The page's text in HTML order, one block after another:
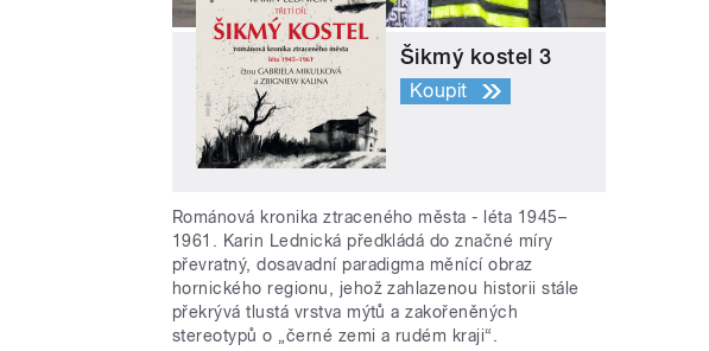
Šikmý kostel 3
Koupit
Románová kronika ztraceného města - léta 1945–
1961. Karin Lednická předkládá do značné míry
převratný, dosavadní paradigma měnící obraz
hornického regionu, jehož zahlazenou historii stále
překrývá tlustá vrstva mýtů a zakořeněných
stereotypů o „černé zemi a rudém kraji“.